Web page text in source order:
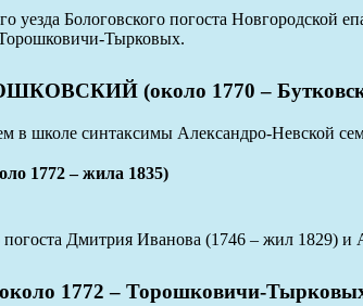
уезда Бологовского погоста
Тырковых.
(около 1770 –
в школе синтаксимы Александро-Невской
1772 – жила 1835)
погоста Дмитрия Иванова (1746 – жил 1829)
1772 – Торошковичи-